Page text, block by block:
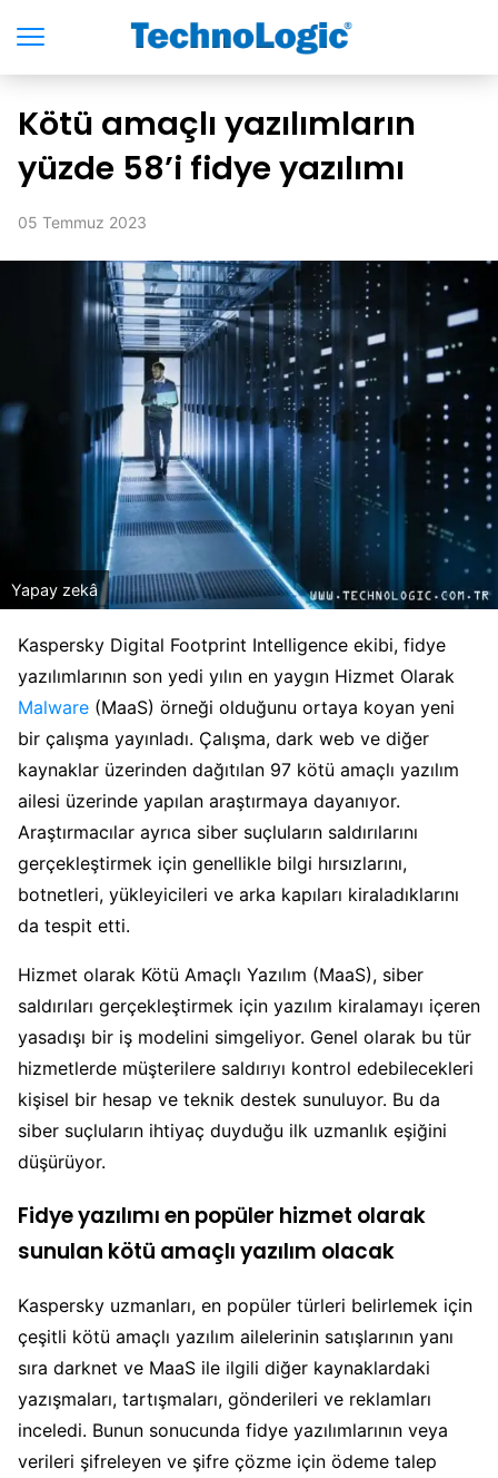
Kötü amaçlı yazılımların
yüzde 58’i fidye yazılımı
05 Temmuz 2023
Yapay zekâ
Kaspersky Digital Footprint Intelligence ekibi, fidye
yazılımlarının son yedi yılın en yaygın Hizmet Olarak
Malware (MaaS) örneği olduğunu ortaya koyan yeni
bir çalışma yayınladı. Çalışma, dark web ve diğer
kaynaklar üzerinden dağıtılan 97 kötü amaçlı yazılım
ailesi üzerinde yapılan araştırmaya dayanıyor.
Araştırmacılar ayrıca siber suçluların saldırılarını
gerçekleştirmek için genellikle bilgi hırsızlarını,
botnetleri, yükleyicileri ve arka kapıları kiraladıklarını
da tespit etti.
Hizmet olarak Kötü Amaçlı Yazılım (MaaS), siber
saldırıları gerçekleştirmek için yazılım kiralamayı içeren
yasadışı bir iş modelini simgeliyor. Genel olarak bu tür
hizmetlerde müşterilere saldırıyı kontrol edebilecekleri
kişisel bir hesap ve teknik destek sunuluyor. Bu da
siber suçluların ihtiyaç duyduğu ilk uzmanlık eşiğini
düşürüyor.
Fidye yazılımı en popüler hizmet olarak
sunulan kötü amaçlı yazılım olacak
Kaspersky uzmanları, en popüler türleri belirlemek için
çeşitli kötü amaçlı yazılım ailelerinin satışlarının yanı
sıra darknet ve MaaS ile ilgili diğer kaynaklardaki
yazışmaları, tartışmaları, gönderileri ve reklamları
inceledi. Bunun sonucunda fidye yazılımlarının veya
verileri şifreleyen ve şifre çözme için ödeme talep